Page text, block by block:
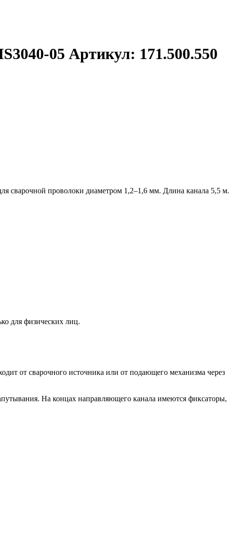
05 Артикул: 171.500.550
сварочной проволоки диаметром 1,2–1,6 мм. Длина канала 5,5 м.
для физических лиц.
от сварочного источника или от подающего механизма через
На концах направляющего канала имеются фиксаторы,